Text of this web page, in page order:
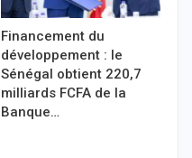
Financement du
développement : le
Sénégal obtient 220,7
milliards FCFA de la
Banque…